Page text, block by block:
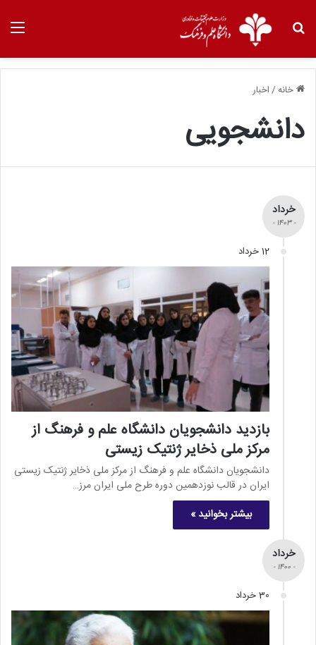
خانه/اخبار
دانشجویی
خرداد
- 1403 -
12 خرداد
بازدید دانشجویان دانشگاه علم و فرهنگ از
مرکز ملی ذخایر ژنتیک زیستی
دانشجویان دانشگاه علم و فرهنگ از مرکز ملی ذخایر ژنتیک زیستی
ایران در قالب نوزدهمین دوره طرح ملی ایران مرز…
بیشتر بخوانید »
خرداد
- 1400 -
30 خرداد